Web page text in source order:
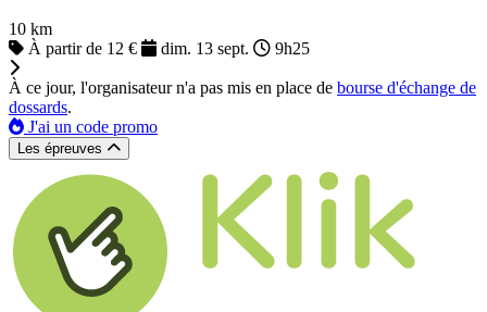
10 km
À partir de 12 €
dim. 13 sept. 9h25
À ce jour, l'organisateur n'a pas mis en place de bourse d'échange de
dossards.
J'ai un code promo
Les épreuves